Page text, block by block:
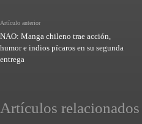
Artículo anterior
NAO: Manga chileno trae acción,
humor e indios pícaros en su segunda
entrega
Artículos relacionados